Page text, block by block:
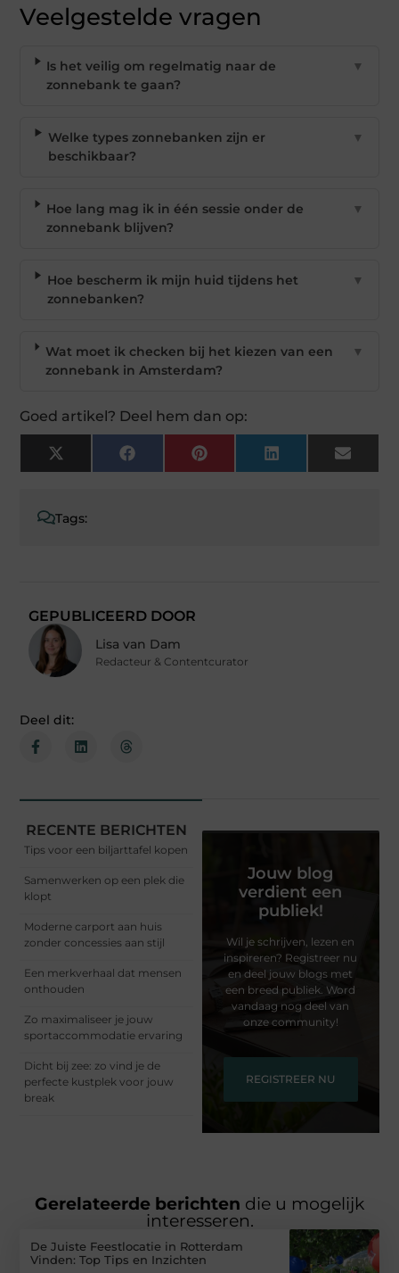
Veelgestelde vragen
Is het veilig om regelmatig naar de
zonnebank te gaan?
▼
Welke types zonnebanken zijn er
beschikbaar?
▼
Hoe lang mag ik in één sessie onder de
zonnebank blijven?
▼
Hoe bescherm ik mijn huid tijdens het
zonnebanken?
▼
Wat moet ik checken bij het kiezen van een
zonnebank in Amsterdam?
▼
Goed artikel? Deel hem dan op:
X
(Twitter)
Facebook Pinterest LinkedIn Email
Tags:
GEPUBLICEERD DOOR
Lisa van Dam
Redacteur & Contentcurator
Deel dit:
RECENTE BERICHTEN
Tips voor een biljarttafel kopen
Samenwerken op een plek die
klopt
Moderne carport aan huis
zonder concessies aan stijl
Een merkverhaal dat mensen
onthouden
Zo maximaliseer je jouw
sportaccommodatie ervaring
Dicht bij zee: zo vind je de
perfecte kustplek voor jouw
break
Jouw blog
verdient een
publiek!
Wil je schrijven, lezen en
inspireren? Registreer nu
en deel jouw blogs met
een breed publiek. Word
vandaag nog deel van
onze community!
REGISTREER NU
Gerelateerde berichten die u mogelijk
interesseren.
De Juiste Feestlocatie in Rotterdam
Vinden: Top Tips en Inzichten